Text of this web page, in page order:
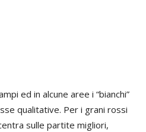
ed in alcune aree i “bianchi”
qualitative. Per i grani rossi
sulle partite migliori,